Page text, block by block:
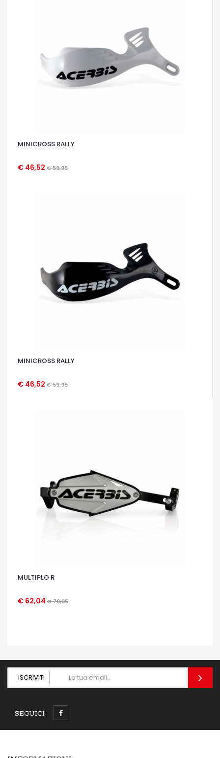
MINICROSS RALLY
€ 46,52 € 59,95
OCCHIATA VELOCE
MINICROSS RALLY
€ 46,52 € 59,95
OCCHIATA VELOCE
MULTIPLO R
€ 62,04 € 79,95
OCCHIATA VELOCE
ISCRIVITI
SEGUICI